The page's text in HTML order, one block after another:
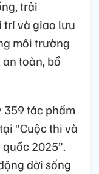
trải
trí và giao lưu
môi trường
toàn, bổ
359 tác phẩm
“Cuộc thi và
2025”.
đời sống